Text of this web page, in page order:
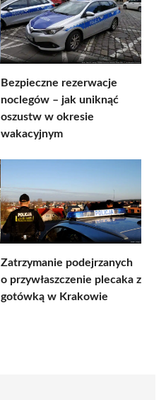
Bezpieczne rezerwacje
noclegów – jak uniknąć
oszustw w okresie
wakacyjnym
Zatrzymanie podejrzanych
o przywłaszczenie plecaka z
gotówką w Krakowie